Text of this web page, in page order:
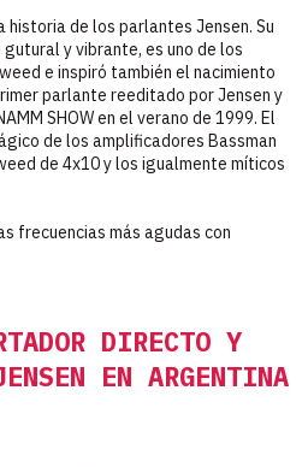
historia de los parlantes Jensen. Su
y vibrante, es uno de los
e inspiró también el nacimiento
parlante reeditado por Jensen y
SHOW en el verano de 1999. El
de los amplificadores Bassman
de 4x10 y los igualmente míticos
frecuencias más agudas con
DIRECTO Y
EN ARGENTINA